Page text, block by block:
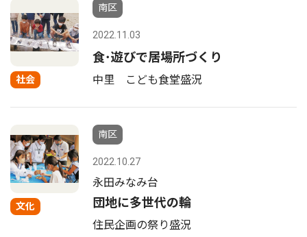
社会
南区
2022.11.03
食･遊びで居場所づくり
中里 こども食堂盛況
文化
南区
2022.10.27
永田みなみ台
団地に多世代の輪
住民企画の祭り盛況